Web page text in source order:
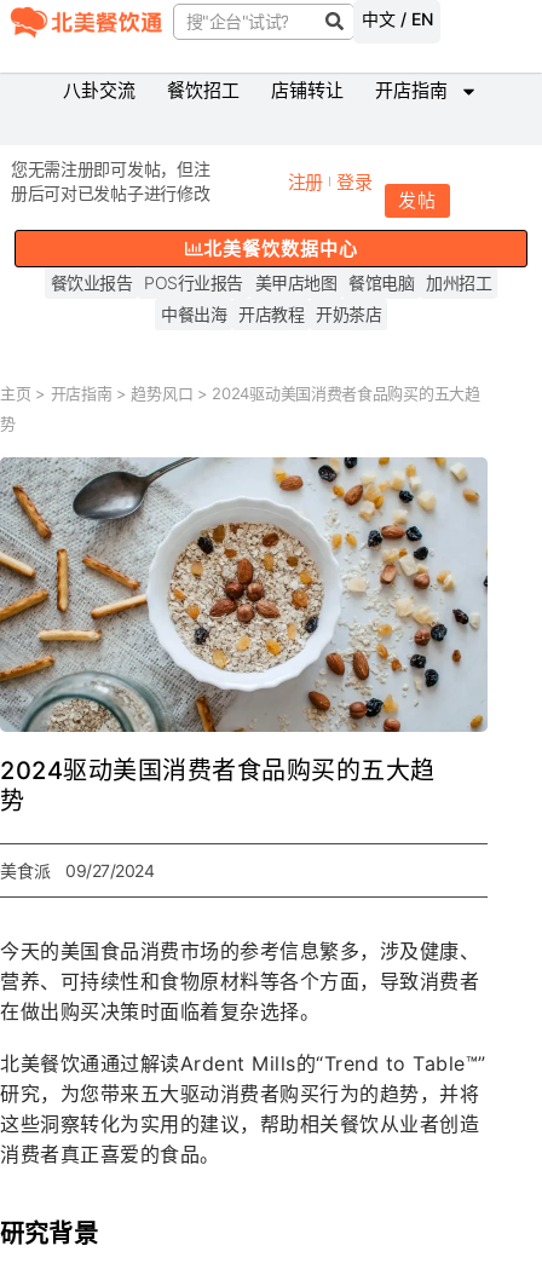
中文 / EN
八卦交流 餐饮招工 店铺转让 开店指南
您无需注册即可发帖，但注
册后可对已发帖子进行修改
注册 登录
发帖
北美餐饮数据中心
餐饮业报告 POS行业报告 美甲店地图 餐馆电脑
加州招工
中餐出海 开店教程 开奶茶店
主页 > 开店指南 >趋势风口 > 2024驱动美国消费者食品购买的五大趋
势
2024驱动美国消费者食品购买的五大趋
势
美食派 09/27/2024
今天的美国食品消费市场的参考信息繁多，涉及健康、
营养、可持续性和食物原材料等各个方面，导致消费者
在做出购买决策时面临着复杂选择。
北美餐饮通通过解读Ardent Mills的“Trend to Table™”
研究，为您带来五大驱动消费者购买行为的趋势，并将
这些洞察转化为实用的建议，帮助相关餐饮从业者创造
消费者真正喜爱的食品。
研究背景